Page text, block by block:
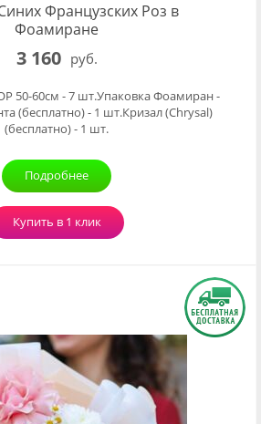
Французских Роз в
Фоамиране
3 160 руб.
50-60см - 7 шт.Упаковка Фоамиран -
(бесплатно) - 1 шт.Кризал (Chrysal)
(бесплатно) - 1 шт.
Подробнее
Купить в 1 клик